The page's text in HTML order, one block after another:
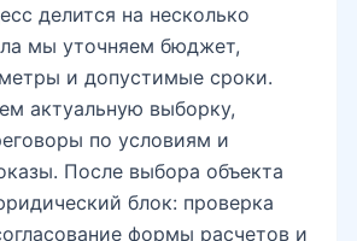
делится на несколько
мы уточняем бюджет,
и допустимые сроки.
актуальную выборку,
по условиям и
После выбора объекта
блок: проверка
формы расчетов и